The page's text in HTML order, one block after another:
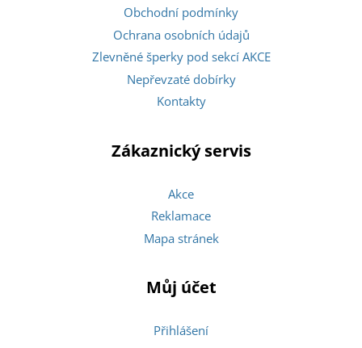
Obchodní podmínky
Ochrana osobních údajů
Zlevněné šperky pod sekcí AKCE
Nepřevzaté dobírky
Kontakty
Zákaznický servis
Akce
Reklamace
Mapa stránek
Můj účet
Přihlášení